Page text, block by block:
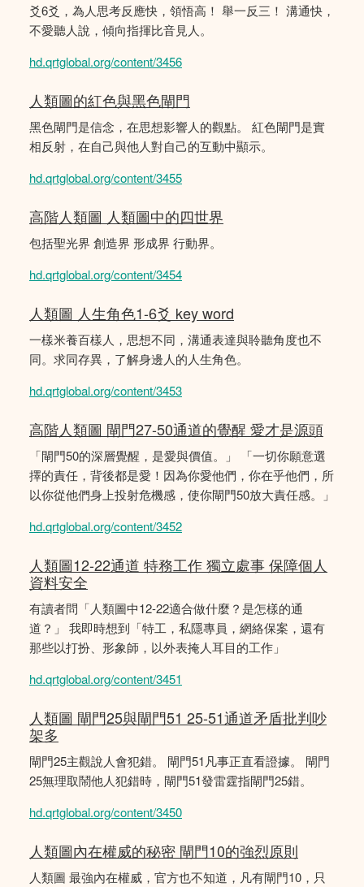
爻6爻，為人思考反應快，領悟高！ 舉一反三！ 溝通快，
不愛聽人說，傾向指揮比音見人。
hd.qrtglobal.org/content/3456
人類圖的紅色與黑色閘門
黑色閘門是信念，在思想影響人的觀點。 紅色閘門是實
相反射，在自己與他人對自己的互動中顯示。
hd.qrtglobal.org/content/3455
高階人類圖 人類圖中的四世界
包括聖光界 創造界 形成界 行動界。
hd.qrtglobal.org/content/3454
人類圖 人生角色1-6爻 key word
一樣米養百樣人，思想不同，溝通表達與聆聽角度也不
同。求同存異，了解身邊人的人生角色。
hd.qrtglobal.org/content/3453
高階人類圖 閘門27-50通道的覺醒 愛才是源頭
「閘門50的深層覺醒，是愛與價值。」 「一切你願意選
擇的責任，背後都是愛！因為你愛他們，你在乎他們，所
以你從他們身上投射危機感，使你閘門50放大責任感。」
hd.qrtglobal.org/content/3452
人類圖12-22通道 特務工作 獨立處事 保障個人
資料安全
有讀者問「人類圖中12-22適合做什麼？是怎樣的通
道？」 我即時想到「特工，私隱專員，網絡保案，還有
那些以打扮、形象師，以外表掩人耳目的工作」
hd.qrtglobal.org/content/3451
人類圖 閘門25與閘門51 25-51通道矛盾批判吵
架多
閘門25主觀說人會犯錯。 閘門51凡事正直看證據。 閘門
25無理取鬧他人犯錯時，閘門51發雷霆指閘門25錯。
hd.qrtglobal.org/content/3450
人類圖內在權威的秘密 閘門10的強烈原則
人類圖 最強內在權威，官方也不知道，凡有閘門10，只